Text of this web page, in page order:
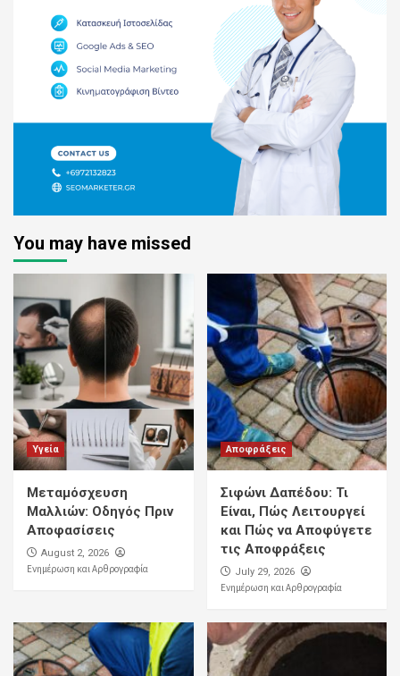
You may have missed
Υγεία
Μεταμόσχευση
Μαλλιών: Οδηγός Πριν
Αποφασίσεις
August 2, 2026
Ενημέρωση και Αρθρογραφία
Αποφράξεις
Σιφώνι Δαπέδου: Τι
Είναι, Πώς Λειτουργεί
και Πώς να Αποφύγετε
τις Αποφράξεις
July 29, 2026
Ενημέρωση και Αρθρογραφία